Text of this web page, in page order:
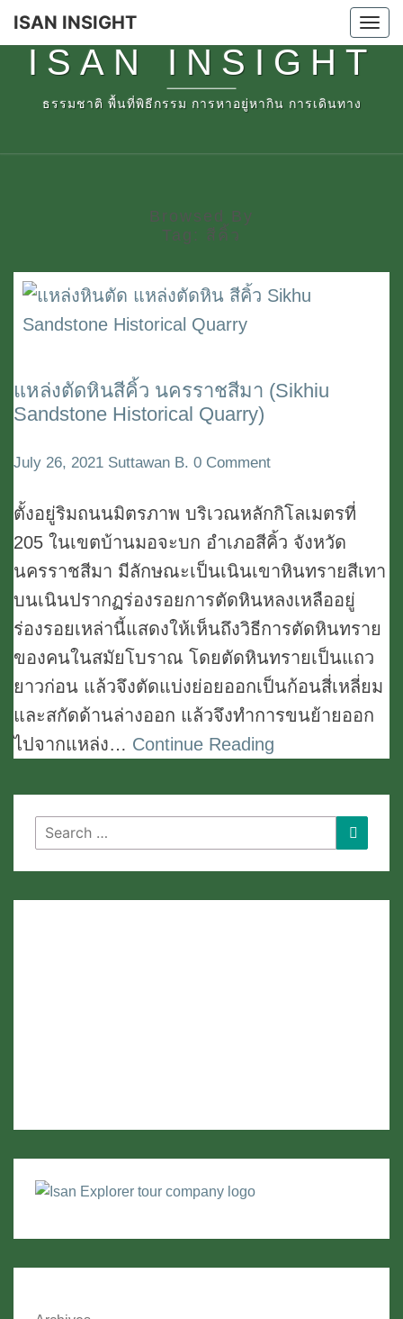
Skip
to
content
ISAN INSIGHT
ISAN INSIGHT
ธรรมชาติ พื้นที่พิธีกรรม การหาอยู่หากิน การเดินทาง
Browsed By
Tag: สีคิ้ว
แหล่ง
ตัด
นครราชสีมา
(Sikhiu
Sandstone
Historical
Quarry)
แหล่งตัดหินสีคิ้ว นครราชสีมา (Sikhiu
Sandstone Historical Quarry)
July 26, 2021 Suttawan B. Comments
0 Comment
ตั้งอยู่ริมถนนมิตรภาพ บริเวณหลักกิโลเมตรที่
205 ในเขตบ้านมอจะบก อำเภอสีคิ้ว จังหวัด
นครราชสีมา มีลักษณะเป็นเนินเขาหินทรายสีเทา
บนเนินปรากฏร่องรอยการตัดหินหลงเหลืออยู่
ร่องรอยเหล่านี้แสดงให้เห็นถึงวิธีการตัดหินทราย
ของคนในสมัยโบราณ โดยตัดหินทรายเป็นแถว
ยาวก่อน แล้วจึงตัดแบ่งย่อยออกเป็นก้อนสี่เหลี่ยม
และสกัดด้านล่างออก แล้วจึงทำการขนย้ายออก
ไปจากแหล่ง… Continue Reading
Search
for:
Search